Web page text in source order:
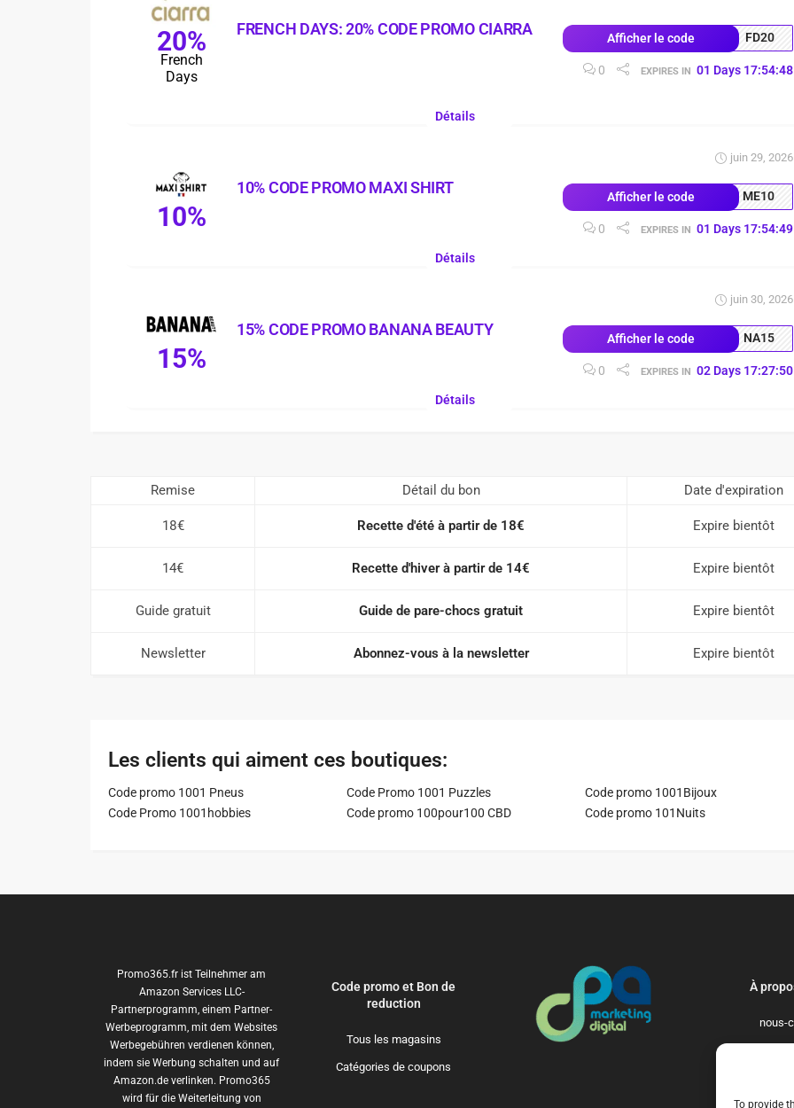
To provide
20%
French
Days
FRENCH DAYS: 20% CODE PROMO CIARRA Afficher le code FD20
0 EXPIRES IN 01 Days 17:54:47
Détails
10%
10% CODE PROMO MAXI SHIRT
juin 29, 2026
Afficher le code ME10
0 EXPIRES IN 01 Days 17:54:48
Détails
15%
15% CODE PROMO BANANA BEAUTY
juin 30, 2026
Afficher le code NA15
0 EXPIRES IN 02 Days 17:27:49
Détails
Remise Détail du bon Date d'expiration
18€ Recette d'été à partir de 18€ Expire bientôt
14€ Recette d'hiver à partir de 14€ Expire bientôt
Guide gratuit Guide de pare-chocs gratuit Expire bientôt
Newsletter Abonnez-vous à la newsletter Expire bientôt
Les clients qui aiment ces boutiques:
Code promo 1001 Pneus Code Promo 1001 Puzzles
Code promo 1001Bijoux
Code Promo 1001hobbies
Code promo 100pour100 CBD Code promo 101Nuits
Promo365.fr ist Teilnehmer am
Amazon Services LLC-
Partnerprogramm, einem Partner-
Werbeprogramm, mit dem Websites
Werbegebühren verdienen können,
indem sie Werbung schalten und auf
Amazon.de verlinken. Promo365
wird für die Weiterleitung von
Code promo et Bon de
reduction
Tous les magasins
Catégories de coupons
À
nous-